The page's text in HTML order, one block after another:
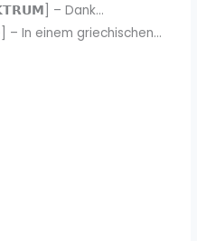
– Dank...
einem griechischen...